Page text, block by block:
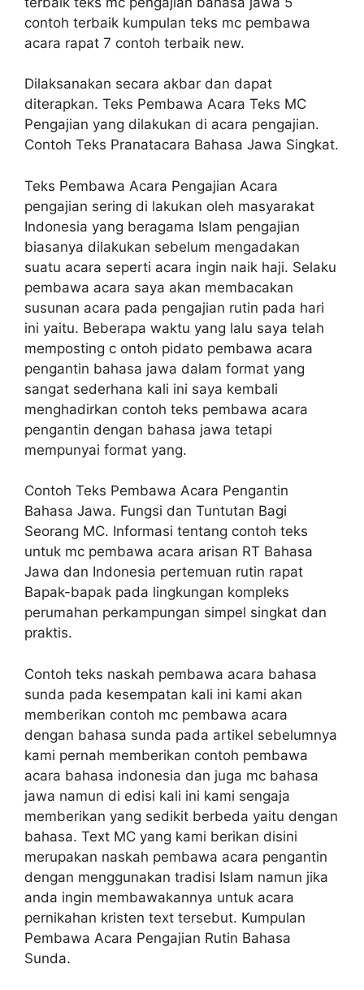
contoh terbaik kumpulan teks mc pembawa
acara rapat 7 contoh terbaik new.
Dilaksanakan secara akbar dan dapat
diterapkan. Teks Pembawa Acara Teks MC
Pengajian yang dilakukan di acara pengajian.
Contoh Teks Pranatacara Bahasa Jawa Singkat.
Teks Pembawa Acara Pengajian Acara
pengajian sering di lakukan oleh masyarakat
Indonesia yang beragama Islam pengajian
biasanya dilakukan sebelum mengadakan
suatu acara seperti acara ingin naik haji. Selaku
pembawa acara saya akan membacakan
susunan acara pada pengajian rutin pada hari
ini yaitu. Beberapa waktu yang lalu saya telah
memposting c ontoh pidato pembawa acara
pengantin bahasa jawa dalam format yang
sangat sederhana kali ini saya kembali
menghadirkan contoh teks pembawa acara
pengantin dengan bahasa jawa tetapi
mempunyai format yang.
Contoh Teks Pembawa Acara Pengantin
Bahasa Jawa. Fungsi dan Tuntutan Bagi
Seorang MC. Informasi tentang contoh teks
untuk mc pembawa acara arisan RT Bahasa
Jawa dan Indonesia pertemuan rutin rapat
Bapak-bapak pada lingkungan kompleks
perumahan perkampungan simpel singkat dan
praktis.
Contoh teks naskah pembawa acara bahasa
sunda pada kesempatan kali ini kami akan
memberikan contoh mc pembawa acara
dengan bahasa sunda pada artikel sebelumnya
kami pernah memberikan contoh pembawa
acara bahasa indonesia dan juga mc bahasa
jawa namun di edisi kali ini kami sengaja
memberikan yang sedikit berbeda yaitu dengan
bahasa. Text MC yang kami berikan disini
merupakan naskah pembawa acara pengantin
dengan menggunakan tradisi Islam namun jika
anda ingin membawakannya untuk acara
pernikahan kristen text tersebut. Kumpulan
Pembawa Acara Pengajian Rutin Bahasa
Sunda.